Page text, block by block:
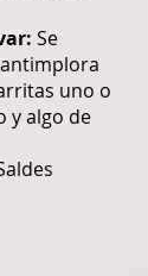
Se
uno o
y algo de